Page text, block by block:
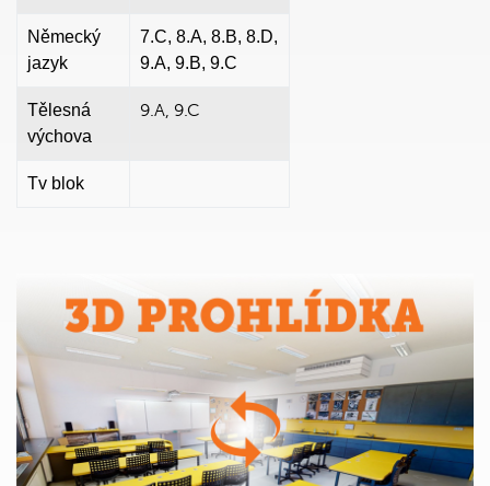
Německý
jazyk
7.C, 8.A, 8.B, 8.D,
9.A, 9.B, 9.C
Tělesná
výchova
9.A, 9.C
Tv blok